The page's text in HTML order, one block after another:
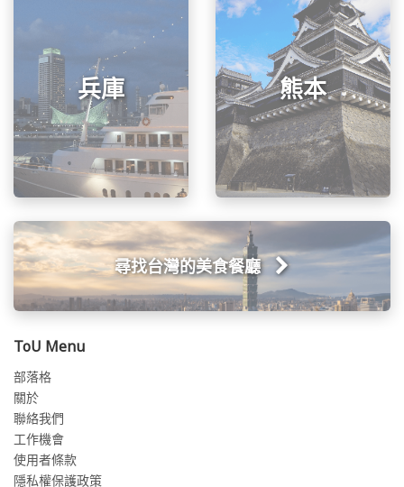
兵庫 熊本
尋找台灣的美食餐廳
ToU Menu
部落格
關於
聯絡我們
工作機會
使用者條款
隱私權保護政策